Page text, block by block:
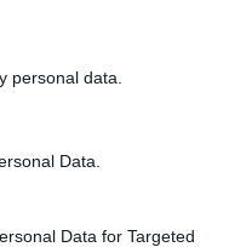
personal data.
Data.
Data for Targeted